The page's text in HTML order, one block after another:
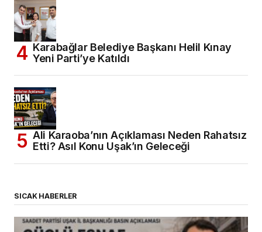
Karabağlar Belediye Başkanı Helil Kınay
Yeni Parti’ye Katıldı
Ali Karaoba’nın Açıklaması Neden Rahatsız
Etti? Asıl Konu Uşak’ın Geleceği
SICAK HABERLER